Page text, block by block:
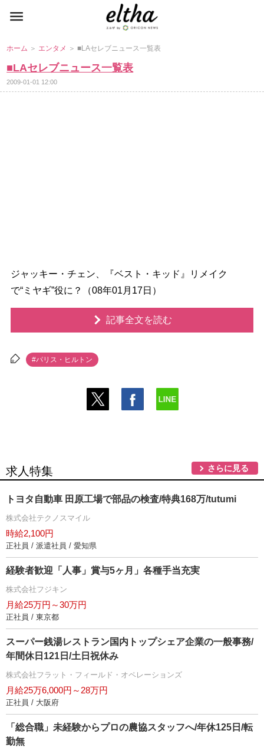
ホーム ＞ エンタメ ＞ ■LAセレブニュース一覧表
■LAセレブニュース一覧表
2009-01-01 12:00
ジャッキー・チェン、『ベスト・キッド』リメイク
で“ミヤギ”役に？（08年01月17日）
記事全文を読む
#パリス・ヒルトン
求人特集 さらに見る
トヨタ自動車 田原工場で部品の検査/特典168万/tutumi
株式会社テクノスマイル
時給2,100円
正社員 / 派遣社員 / 愛知県
経験者歓迎「人事」賞与5ヶ月」各種手当充実
株式会社フジキン
月給25万円～30万円
正社員 / 東京都
スーパー銭湯レストラン国内トップシェア企業の一般事務/
年間休日121日/土日祝休み
株式会社フラット・フィールド・オペレーションズ
月給25万6,000円～28万円
正社員 / 大阪府
「総合職」未経験からプロの農協スタッフへ/年休125日/転
勤無